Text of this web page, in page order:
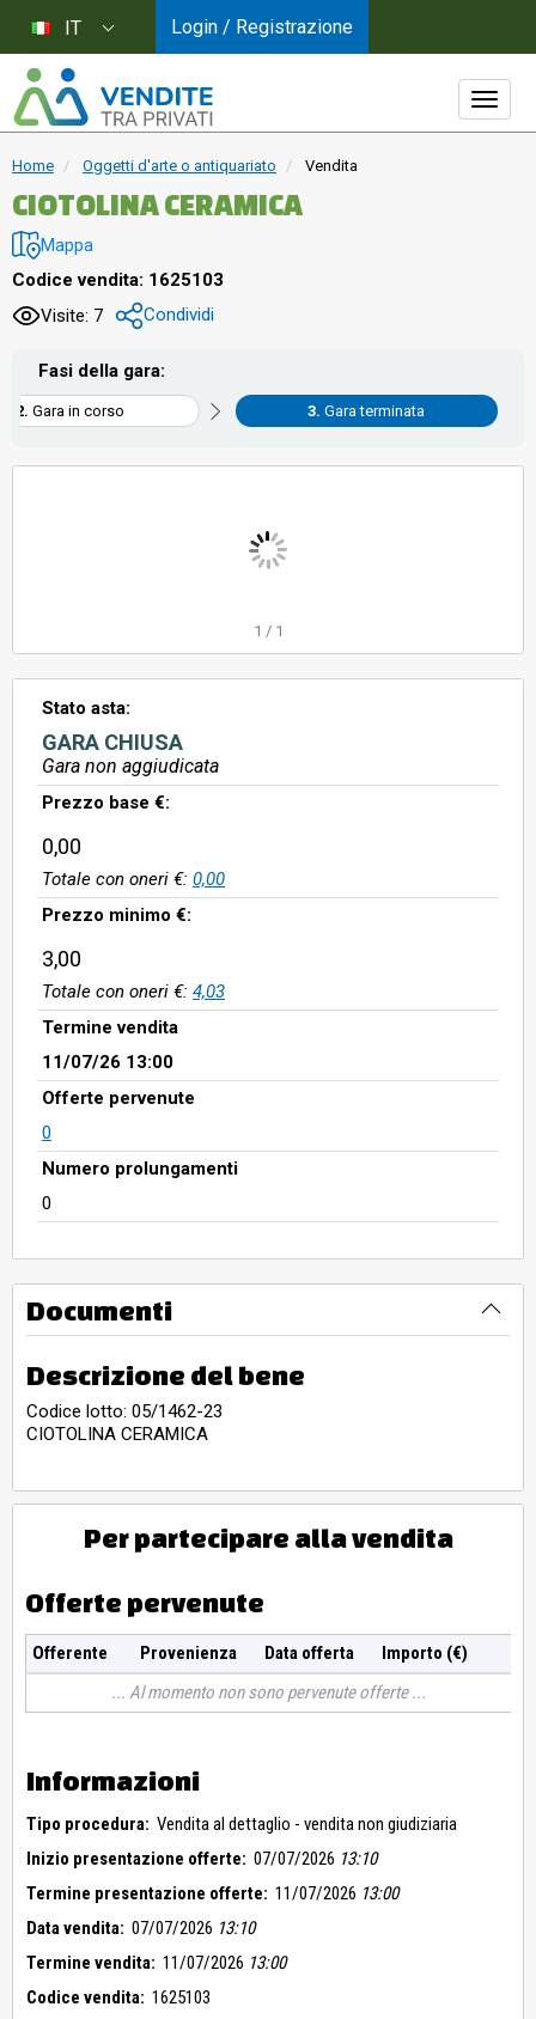
Home Oggetti d'arte o antiquariato Vendita
CIOTOLINA CERAMICA
Mappa
Codice vendita: 1625103
Visite: 7
Condividi
Fasi della gara:
Gara in corso Gara terminata
1 / 1
Stato asta:
GARA CHIUSA
Gara non aggiudicata
Prezzo base €:
0,00
Totale con oneri €: 0,00
Prezzo minimo €:
3,00
Totale con oneri €: 4,03
Termine vendita
11/07/26 13:00
Offerte pervenute
0
Numero prolungamenti
0
Documenti
Descrizione del bene
Codice lotto: 05/1462-23
CIOTOLINA CERAMICA
Per partecipare alla vendita
Offerte pervenute
Offerente Provenienza Data offerta
Importo (€)
Al momento non sono pervenute offerte
Informazioni
Tipo procedura: Vendita al dettaglio - vendita non giudiziaria
Inizio presentazione offerte: 07/07/2026 13:10
Termine presentazione offerte: 11/07/2026 13:00
Data vendita: 07/07/2026 13:10
Termine vendita: 11/07/2026 13:00
Codice vendita: 1625103
IT Login / Registrazione